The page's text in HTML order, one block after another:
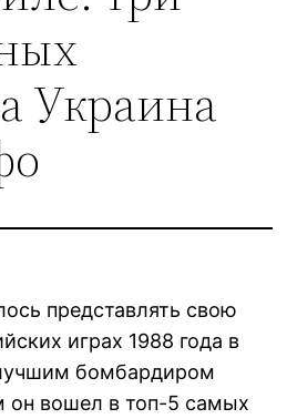
Украина
представлять свою
играх 1988 года в
бомбардиром
он вошел в топ-5 самых